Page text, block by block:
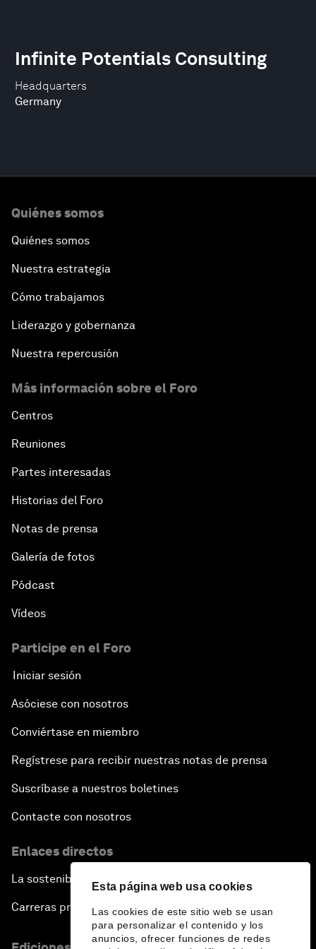
Esta página web usa cookies
Las cookies de este sitio web se usan
para personalizar el contenido y los
anuncios, ofrecer funciones de redes
Headquarters
Germany
Infinite Potentials Consulting
Quiénes somos
Quiénes somos
Nuestra estrategia
Cómo trabajamos
Liderazgo y gobernanza
Nuestra repercusión
Más información sobre el Foro
Centros
Reuniones
Partes interesadas
Historias del Foro
Notas de prensa
Galería de fotos
Pódcast
Vídeos
Participe en el Foro
Iniciar sesión
Asóciese con nosotros
Conviértase en miembro
Regístrese para recibir nuestras notas de prensa
Suscríbase a nuestros boletines
Contacte con nosotros
Enlaces directos
La sostenibilidad en el Foro
Carreras profesionales